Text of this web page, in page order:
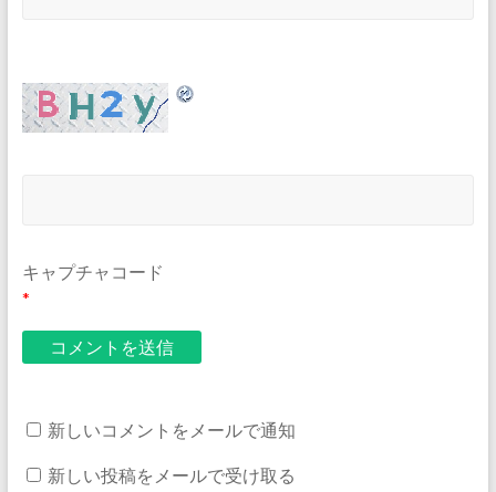
キャプチャコード
*
新しいコメントをメールで通知
新しい投稿をメールで受け取る